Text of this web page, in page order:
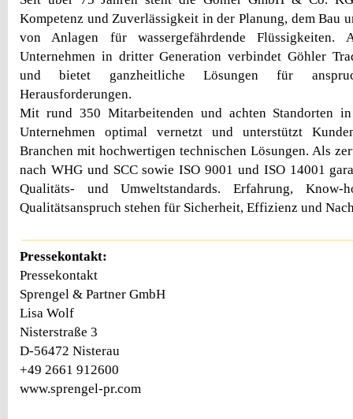
Kompetenz und Zuverlässigkeit in der Planung, dem Bau
von Anlagen für wassergefährdende Flüssigkeiten.
Unternehmen in dritter Generation verbindet Göhler
und bietet ganzheitliche Lösungen für
Herausforderungen.
Mit rund 350 Mitarbeitenden und achten Standorten
Unternehmen optimal vernetzt und unterstützt
Branchen mit hochwertigen technischen Lösungen. Als
nach WHG und SCC sowie ISO 9001 und ISO 14001
Qualitäts- und Umweltstandards. Erfahrung,
Qualitätsanspruch stehen für Sicherheit, Effizienz und
Pressekontakt:
Pressekontakt
Sprengel & Partner GmbH
Lisa Wolf
Nisterstraße 3
D-56472 Nisterau
+49 2661 912600
www.sprengel-pr.com